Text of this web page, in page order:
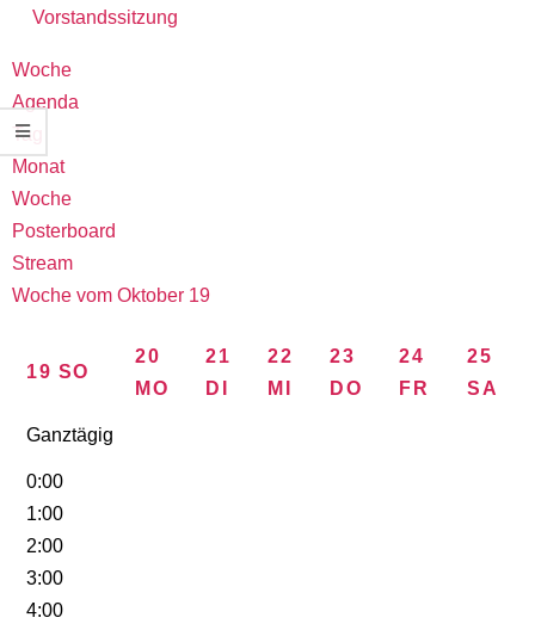
Vorstandssitzung
Woche
Agenda
Tag
Monat
Woche
Posterboard
Stream
Woche vom Oktober 19
19 SO
20
MO
21
DI
22
MI
23
DO
24
FR
25
SA
Ganztägig
0:00
1:00
2:00
3:00
4:00